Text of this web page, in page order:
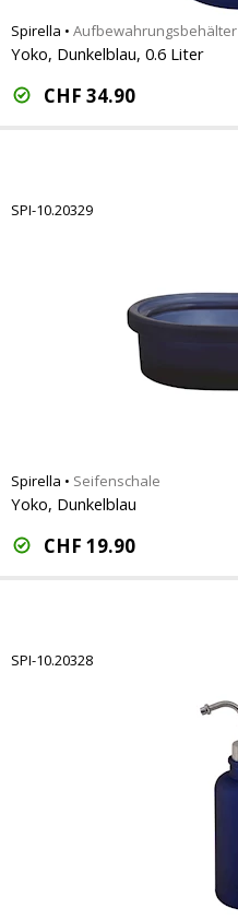
Spirella • Aufbewahrungsbehälter
Yoko, Dunkelblau, 0.6 Liter
CHF 34.90
SPI-10.20329
Spirella • Seifenschale
Yoko, Dunkelblau
CHF 19.90
SPI-10.20328